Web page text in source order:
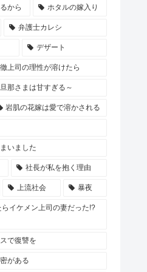
から ホタルの嫁入り
弁護士カレシ
デザート
上司の理性が溶けたら
那さまは甘すぎる～
岩肌の花嫁は愛で溶かされる
いました
社長が私を抱く理由
上流社会 暴夜
イケメン上司の妻だった!?
で復讐を
がある